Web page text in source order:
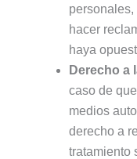
hacer
haya
Derecho a
caso de
medios
derecho a
tratamiento